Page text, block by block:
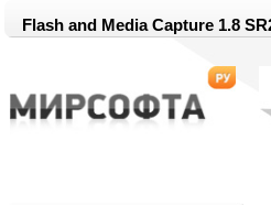
Flash and Media Capture 1.8